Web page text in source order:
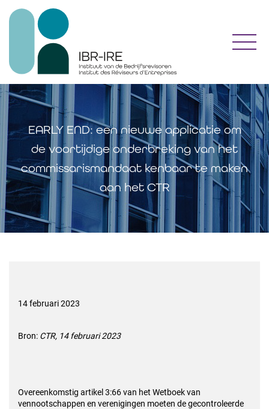
EARLY END: een nieuwe applicatie om
de voortijdige onderbreking van het
commissarismandaat kenbaar te maken
aan het CTR
14 februari 2023
Bron: CTR, 14 februari 2023
Overeenkomstig artikel 3:66 van het Wetboek van
vennootschappen en verenigingen moeten de gecontroleerde